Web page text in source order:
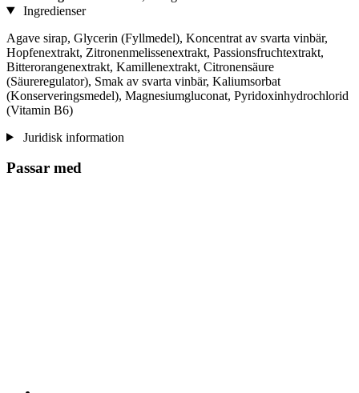
Ingredienser
Agave sirap, Glycerin (Fyllmedel), Koncentrat av svarta vinbär,
Hopfenextrakt, Zitronenmelissenextrakt, Passionsfruchtextrakt,
Bitterorangenextrakt, Kamillenextrakt, Citronensäure
(Säureregulator), Smak av svarta vinbär, Kaliumsorbat
(Konserveringsmedel), Magnesiumgluconat, Pyridoxinhydrochlorid
(Vitamin B6)
Juridisk information
Passar med